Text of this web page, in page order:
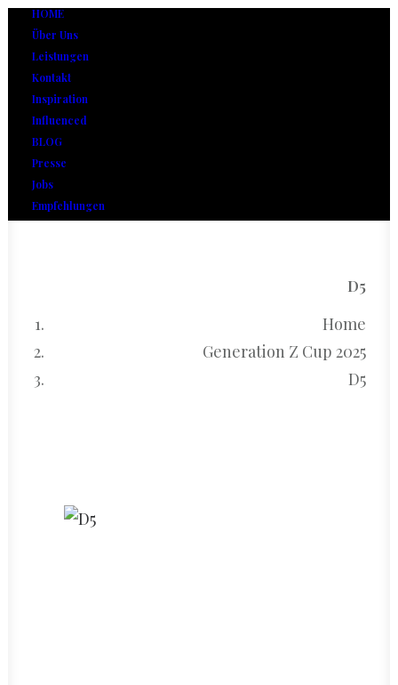
HOME
Über Uns
Leistungen
Kontakt
Inspiration
Influenced
BLOG
Presse
Jobs
Empfehlungen
D5
Home
Generation Z Cup 2025
D5